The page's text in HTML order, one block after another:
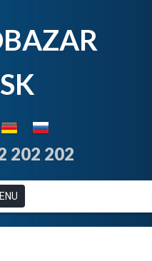
SK
202 202